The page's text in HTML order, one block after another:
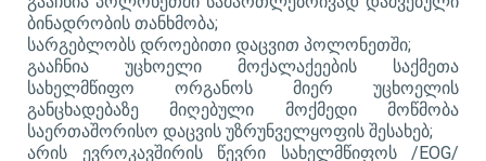
ბინადრობის თანხმობა;
სარგებლობს დროებითი დაცვით პოლონეთში;
გააჩნია უცხოელი მოქალაქეების საქმეთა
სახელმწიფო ორგანოს მიერ უცხოელის
განცხადებაზე მიღებული მოქმედი მოწმობა
საერთაშორისო დაცვის უზრუნველყოფის შესახებ;
არის ევროკავშირის წევრი სახელმწიფოს /EOG/